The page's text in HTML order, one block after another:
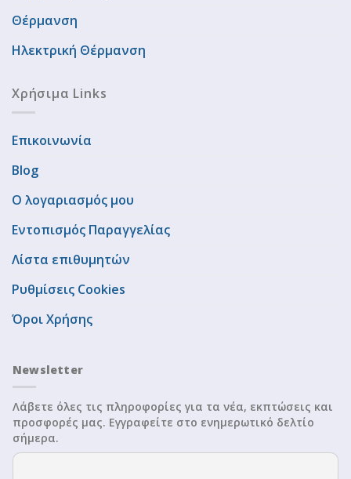
Θέρμανση
Ηλεκτρική Θέρμανση
Χρήσιμα Links
Επικοινωνία
Blog
Ο λογαριασμός μου
Εντοπισμός Παραγγελίας
Λίστα επιθυμητών
Ρυθμίσεις Cookies
Όροι Χρήσης
Newsletter
Λάβετε όλες τις πληροφορίες για τα νέα, εκπτώσεις και
προσφορές μας. Εγγραφείτε στο ενημερωτικό δελτίο
σήμερα.